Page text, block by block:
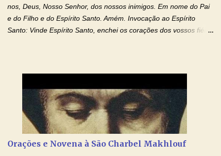
nos, Deus, Nosso Senhor, dos nossos inimigos. Em nome do Pai
e do Filho e do Espírito Santo. Amém. Invocação ao Espírito
Santo: Vinde Espírito Santo, enchei os corações dos vossos fiéis
o mesmo Espírito e gozemos sempre da sua consolação. Por
Cristo, Senhor Nosso. Amém. Creio: Creio em Deus Pai Todo-
Poderoso, Criador do céu e da terra; e em Jesus Cristo, seu
único Filho, nosso Senhor; que foi concebido pelo poder do Espí­
foi crucificado, morto e sepultado. Desceu à mansão dos mortos;
Orações e Novena à São Charbel Makhlouf